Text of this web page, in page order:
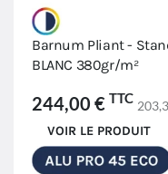
Barnum Pliant -
BLANC 380gr/m²
244,00 € TTC
VOIR LE PRODUIT